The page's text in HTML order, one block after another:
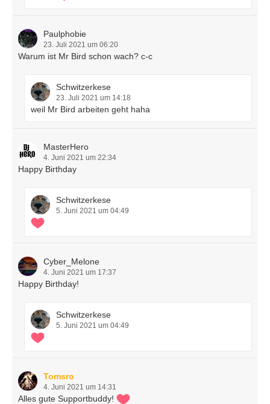
Paulphobie
23. Juli 2021 um 06:20
Warum ist Mr Bird schon wach? c-c
Schwitzerkese
23. Juli 2021 um 14:18
weil Mr Bird arbeiten geht haha
MasterHero
4. Juni 2021 um 22:34
Happy Birthday
Schwitzerkese
5. Juni 2021 um 04:49
Cyber_Melone
4. Juni 2021 um 17:37
Happy Birthday!
Schwitzerkese
5. Juni 2021 um 04:49
Tomsro
4. Juni 2021 um 14:31
Alles gute Supportbuddy!